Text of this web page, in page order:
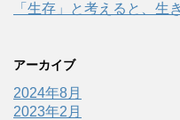
「生存」と考えると、生
アーカイブ
2024年8月
2023年2月